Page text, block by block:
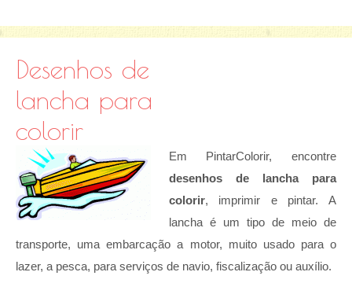
Desenhos de
lancha para
colorir
Em PintarColorir, encontre
desenhos de lancha para
colorir, imprimir e pintar. A
lancha é um tipo de meio de
transporte, uma embarcação a motor, muito usado para o
lazer, a pesca, para serviços de navio, fiscalização ou auxílio.